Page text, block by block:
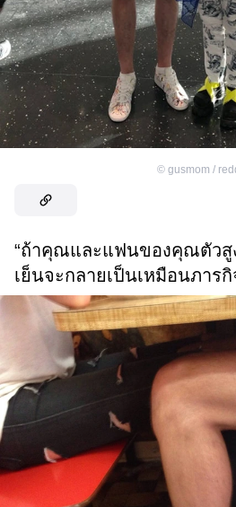
© gusmom /
“ถ้าคุณและแฟนของคุณตัวสู
เย็นจะกลายเป็นเหมือนภารกิ